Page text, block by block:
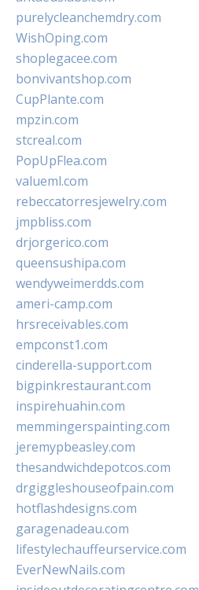
purelycleanchemdry.com
WishOping.com
shoplegacee.com
bonvivantshop.com
CupPlante.com
mpzin.com
stcreal.com
PopUpFlea.com
valueml.com
rebeccatorresjewelry.com
jmpbliss.com
drjorgerico.com
queensushipa.com
wendyweimerdds.com
ameri-camp.com
hrsreceivables.com
empconst1.com
cinderella-support.com
bigpinkrestaurant.com
inspirehuahin.com
memmingerspainting.com
jeremypbeasley.com
thesandwichdepotcos.com
drgiggleshouseofpain.com
hotflashdesigns.com
garagenadeau.com
lifestylechauffeurservice.com
EverNewNails.com